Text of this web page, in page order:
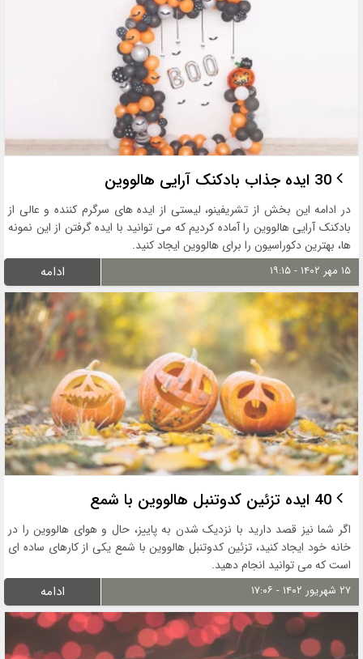
30 ایده جذاب بادکنک آرایی هالووین
در ادامه این بخش از تشریفینو، لیستی از ایده های سرگرم کننده و عالی از
بادکنک آرایی هالووین را آماده کردیم که می توانید با ایده گرفتن از این نمونه
ها، بهترین دکوراسیون را برای هالووین ایجاد کنید.
۱۵ مهر ۱۴۰۲ - ۱۹:۱۵ ادامه
40 ایده تزئین كدوتنبل هالووین با شمع
اگر شما نیز قصد دارید با نزدیک شدن به پاییز، حال و هوای هالووین را در
خانه خود ایجاد کنید، تزئین كدوتنبل هالووین با شمع یکی از کارهای ساده ای
است که می توانید انجام دهید.
۲۷ شهریور ۱۴۰۲ - ۱۷:۰۶ ادامه